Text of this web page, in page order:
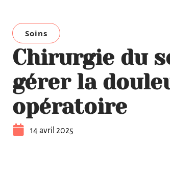
Soins
Chirurgie du
gérer la
opératoire
14 avril 2025